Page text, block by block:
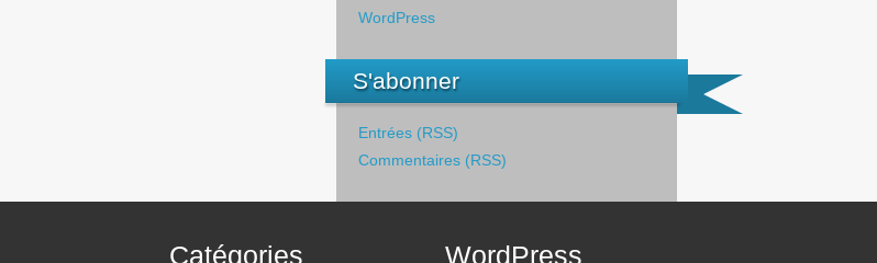
WordPress
S'abonner
Entrées (RSS)
Commentaires (RSS)
Catégories WordPress